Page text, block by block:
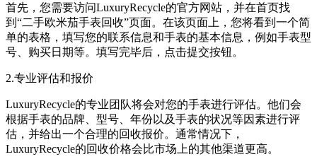
首先，您需要访问LuxuryRecycle的官方网站，并在首页找
到“二手欧米茄手表回收”页面。在该页面上，您将看到一个简
单的表格，填写您的联系信息和手表的基本信息，例如手表型
号、购买日期等。填写完毕后，点击提交按钮。
2.专业评估和报价
LuxuryRecycle的专业团队将会对您的手表进行评估。他们会
根据手表的品牌、型号、年份以及手表的状况等因素进行评
估，并给出一个合理的回收报价。通常情况下，
LuxuryRecycle的回收价格会比市场上的其他渠道更高。